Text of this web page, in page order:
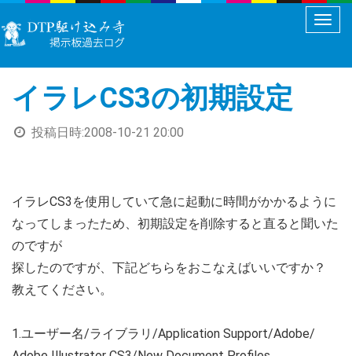
メ
ュ
イラレCS3の初期設定
投稿日時:2008-10-21 20:00
イラレCS3を使用していて急に起動に時間がかかるように
なってしまったため、初期設定を削除すると直ると聞いた
のですが
探したのですが、下記どちらをおこなえばいいですか？
教えてください。
1.ユーザー名/ライブラリ/Application Support/Adobe/